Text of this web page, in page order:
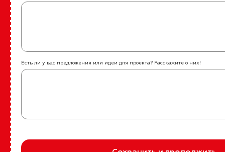
О программе
Молодые люди с инвалидностью, которые хотят
Есть ли у вас предложения или идеи для проекта? Расскажите о них!